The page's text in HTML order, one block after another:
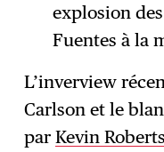
explosion
Fuentes à la
L’inverview
Carlson et le
parKevin